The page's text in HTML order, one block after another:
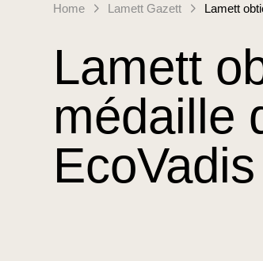
Home Lamett Gazett Lamett
Lamett
médaille
EcoVadis